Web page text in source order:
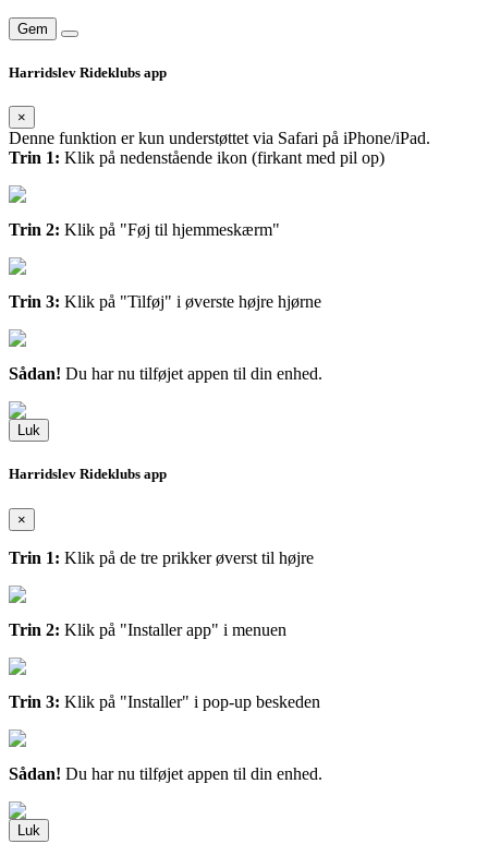
Gem
Harridslev Rideklubs app
×
Denne funktion er kun understøttet via Safari på iPhone/iPad.
Trin 1: Klik på nedenstående ikon (firkant med pil op)
Trin 2: Klik på "Føj til hjemmeskærm"
Trin 3: Klik på "Tilføj" i øverste højre hjørne
Sådan! Du har nu tilføjet appen til din enhed.
Luk
Harridslev Rideklubs app
×
Trin 1: Klik på de tre prikker øverst til højre
Trin 2: Klik på "Installer app" i menuen
Trin 3: Klik på "Installer" i pop-up beskeden
Sådan! Du har nu tilføjet appen til din enhed.
Luk